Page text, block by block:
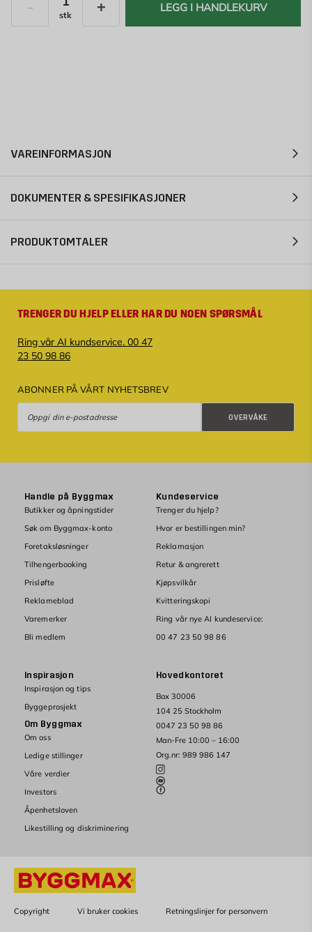
stk
LEGG I HANDLEKURV
VAREINFORMASJON
DOKUMENTER & SPESIFIKASJONER
PRODUKTOMTALER
TRENGER DU HJELP ELLER HAR DU NOEN SPØRSMÅL
Ring vår AI kundservice. 00 47
23 50 98 86
ABONNER PÅ VÅRT NYHETSBREV
OVERVÅKE
Hovedkontoret
Box 30006
104 25 Stockholm
0047 23 50 98 86
Man-Fre 10:00 – 16:00
Org.nr: 989 986 147
Handle på Byggmax
Butikker og åpningstider
Søk om Byggmax-konto
Foretaksløsninger
Tilhengerbooking
Prisløfte
Reklameblad
Varemerker
Bli medlem
Kundeservice
Trenger du hjelp?
Hvor er bestillingen min?
Reklamasjon
Retur & angrerett
Kjøpsvilkår
Kvitteringskopi
Ring vår nye AI kundeservice:
00 47 23 50 98 86
Inspirasjon
Inspirasjon og tips
Byggeprosjekt
Om Byggmax
Om oss
Ledige stillinger
Våre verdier
Investors
Åpenhetsloven
Likestilling og diskriminering
Copyright Vi bruker cookies Retningslinjer for personvern